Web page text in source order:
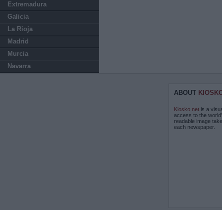
Extremadura
Galicia
La Rioja
Madrid
Murcia
Navarra
ABOUT
Kiosko.net is a
access to the
readable image
each newspaper.